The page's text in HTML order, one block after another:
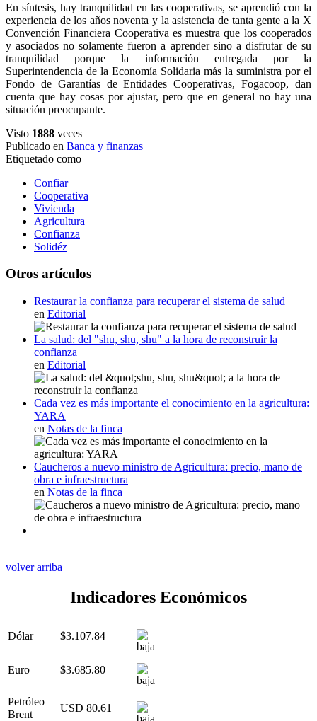
En síntesis, hay tranquilidad en las cooperativas, se aprendió con la
experiencia de los años noventa y la asistencia de tanta gente a la X
Convención Financiera Cooperativa es muestra que los cooperados
y asociados no solamente fueron a aprender sino a disfrutar de su
tranquilidad porque la información entregada por la
Superintendencia de la Economía Solidaria más la suministra por el
Fondo de Garantías de Entidades Cooperativas, Fogacoop, dan
cuenta que hay cosas por ajustar, pero que en general no hay una
situación preocupante.
Visto 1888 veces
Publicado en Banca y finanzas
Etiquetado como
Confiar
Cooperativa
Vivienda
Agricultura
Confianza
Solidéz
Otros artículos
Restaurar la confianza para recuperar el sistema de salud
en Editorial
La salud: del "shu, shu, shu" a la hora de reconstruir la
confianza
en Editorial
Cada vez es más importante el conocimiento en la agricultura:
YARA
en Notas de la finca
Caucheros a nuevo ministro de Agricultura: precio, mano de
obra e infraestructura
en Notas de la finca
volver arriba
Indicadores Económicos
Dólar $3.107.84
Euro $3.685.80
Petróleo
Brent
USD 80.61